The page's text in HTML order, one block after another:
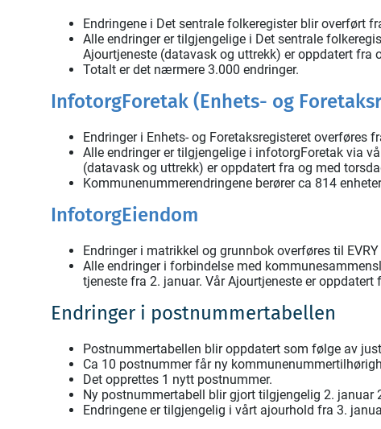
Endringene i Det sentrale folkeregister blir overført
Alle endringer er tilgjengelige i Det sentrale
Ajourtjeneste (datavask og uttrekk) er oppdatert fra
Totalt er det nærmere 3.000 endringer.
InfotorgForetak (Enhets- og
Endringer i Enhets- og Foretaksregisteret overføres
Alle endringer er tilgjengelige i infotorgForetak via
(datavask og uttrekk) er oppdatert fra og med
Kommunenummerendringene berører ca 814
InfotorgEiendom
Endringer i matrikkel og grunnbok overføres til
Alle endringer i forbindelse med
tjeneste fra 2. januar. Vår Ajourtjeneste er
Endringer i postnummertabellen
Postnummertabellen blir oppdatert som følge av
Ca 10 postnummer får ny
Det opprettes 1 nytt postnummer.
Ny postnummertabell blir gjort tilgjengelig 2. januar
Endringene er tilgjengelig i vårt ajourhold fra 3.